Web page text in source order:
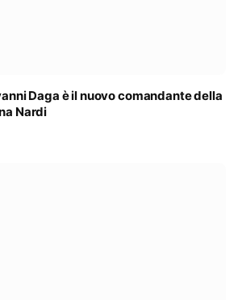
Daga è il nuovo comandante della
Nardi